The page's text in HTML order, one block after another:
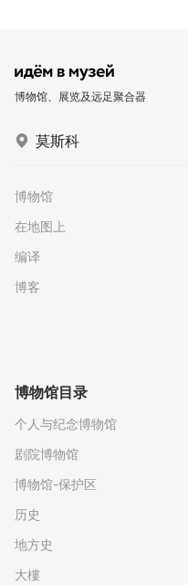
博物馆、展览及远足聚合器
莫斯科
博物馆
在地图上
编译
博客
博物馆目录
个人与纪念博物馆
剧院博物馆
博物馆-保护区
历史
地方史
大樓